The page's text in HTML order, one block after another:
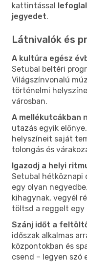
kattintással
jegyedet.
Látnivalók és
A kultúra egész
Setubal beltéri
Világszínvonalú
történelmi
városban.
A mellékutcákban
utazás egyik
helyszíneit saját
tolongás és
Igazodj a helyi
Setubal hétköznapi
egy olyan
kihagynak, vegyél
töltsd a reggelt egy
Szánj időt a
időszak alkalmas
központokban és
csend – legyen szó